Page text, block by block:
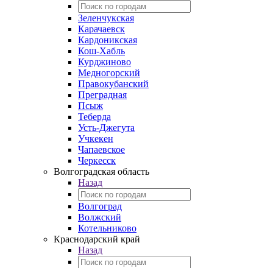
Зеленчукская
Карачаевск
Кардоникская
Кош-Хабль
Курджиново
Медногорский
Правокубанский
Преградная
Псыж
Теберда
Усть-Джегута
Учкекен
Чапаевское
Черкесск
Волгоградская область
Назад
Волгоград
Волжский
Котельниково
Краснодарский край
Назад